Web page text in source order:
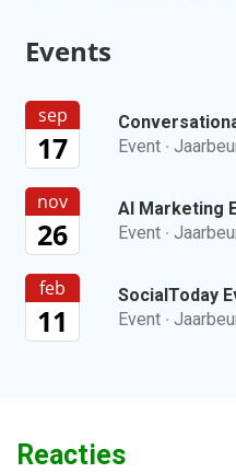
Events
sep
17
Event ·
nov
26
AI Marketing
Event ·
feb
11
SocialToday
Event ·
Reacties